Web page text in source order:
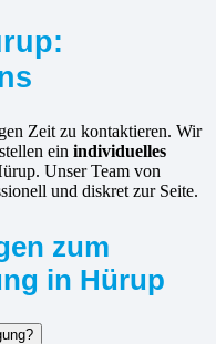
Zeit zu kontaktieren. Wir
ein individuelles
Unser Team von
und diskret zur Seite.
zum
in Hürup